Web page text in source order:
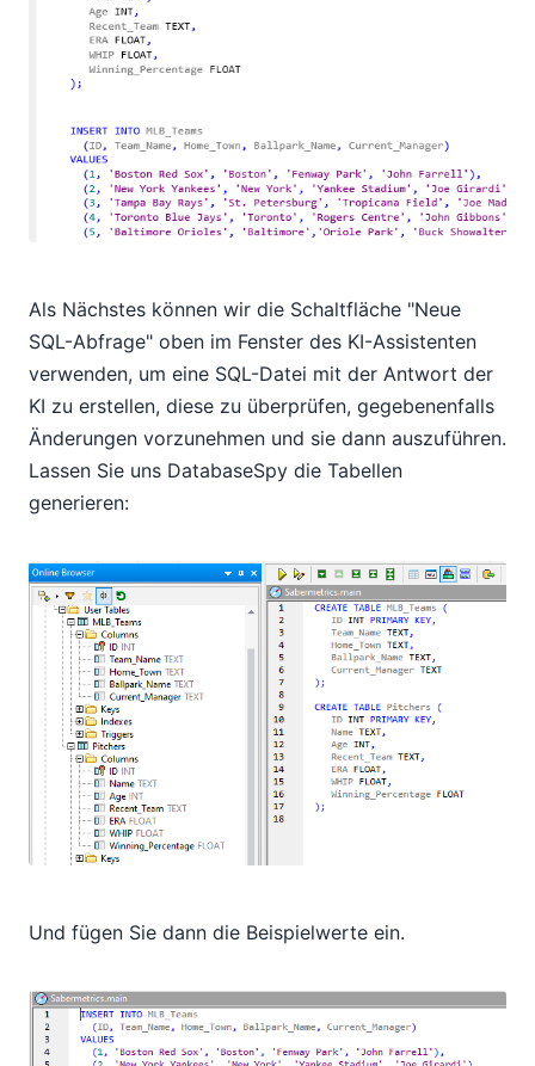
Als Nächstes können wir die Schaltfläche "Neue
SQL-Abfrage" oben im Fenster des KI-Assistenten
verwenden, um eine SQL-Datei mit der Antwort der
KI zu erstellen, diese zu überprüfen, gegebenenfalls
Änderungen vorzunehmen und sie dann auszuführen.
Lassen Sie uns DatabaseSpy die Tabellen
generieren:
Und fügen Sie dann die Beispielwerte ein.